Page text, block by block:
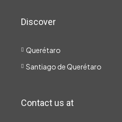
Discover
Querétaro
Santiago de Querétaro
Contact us at